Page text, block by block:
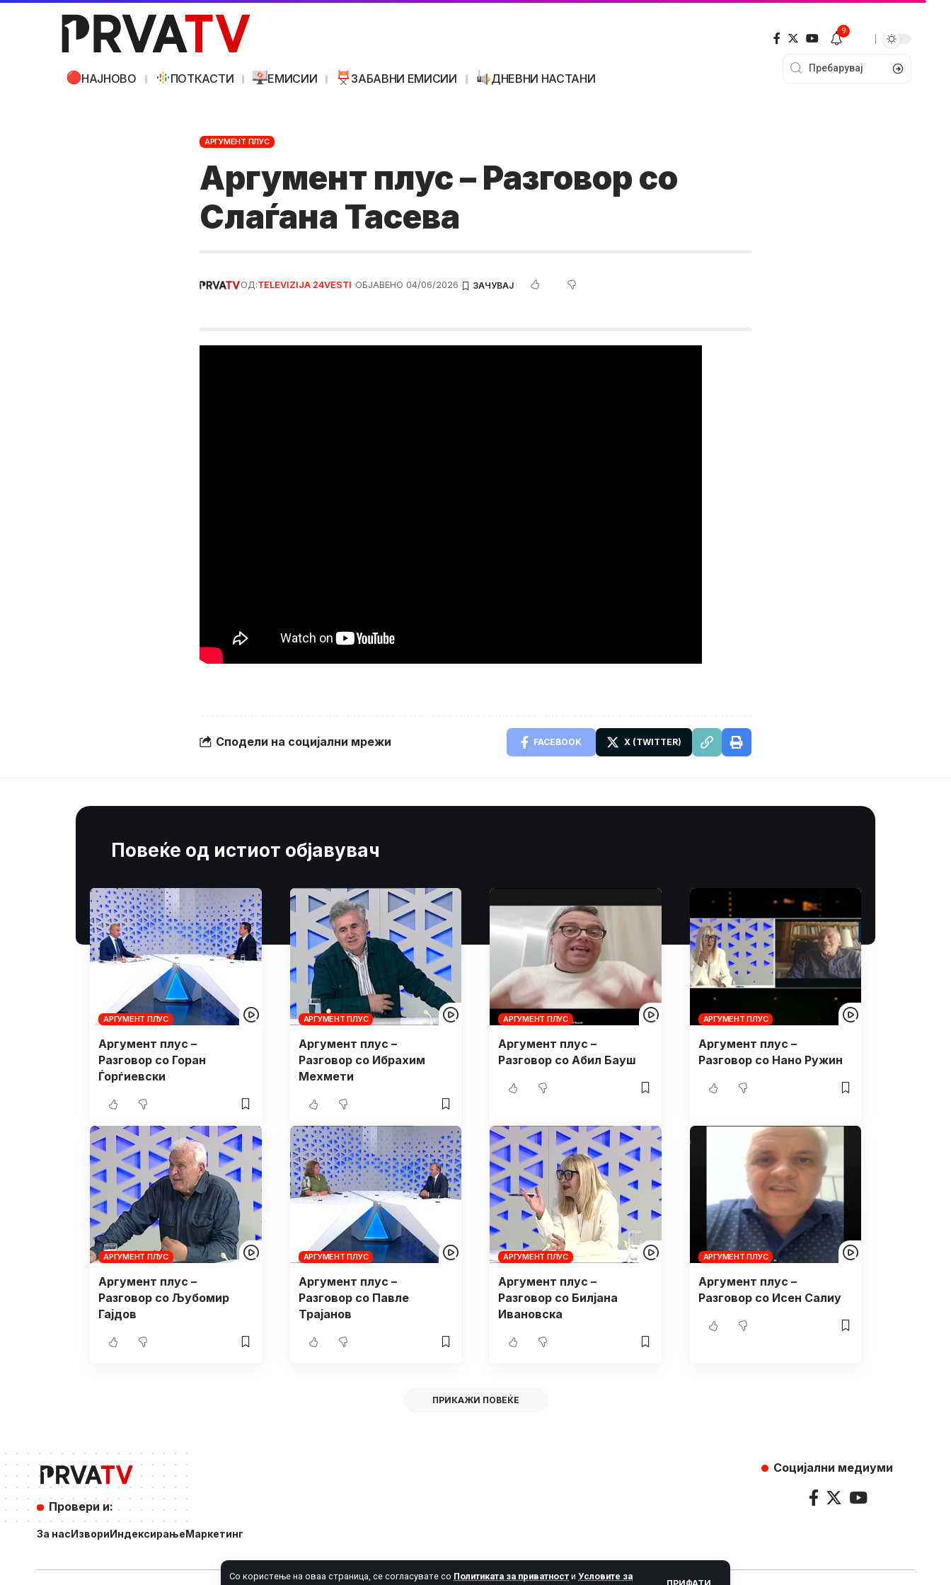
Со користење на оваа страница, се согласувате со Политиката за приватност и Условите за
НАЈНОВО ПОТКАСТИ ЕМИСИИ ЗАБАВНИ ЕМИСИИ ДНЕВНИ НАСТАНИ
9
АРГУМЕНТ ПЛУС
Аргумент плус – Разговор со
Слаѓана Тасева
ОД:TELEVIZIJA 24VESTI ОБЈАВЕНО 04/06/2026
Сподели на социјални мрежи FACEBOOK X (TWITTER)
Повеќе од истиот објавувач
АРГУМЕНТ ПЛУС
Аргумент плус –
Разговор со Горан
Ѓорѓиевски
АРГУМЕНТ ПЛУС
Аргумент плус –
Разговор со Ибрахим
Мехмети
АРГУМЕНТ ПЛУС
Аргумент плус –
Разговор со Абил Бауш
АРГУМЕНТ ПЛУС
Аргумент плус –
Разговор со Нано Ружин
АРГУМЕНТ ПЛУС
Аргумент плус –
Разговор со Љубомир
Гајдов
АРГУМЕНТ ПЛУС
Аргумент плус –
Разговор со Павле
Трајанов
АРГУМЕНТ ПЛУС
Аргумент плус –
Разговор со Билјана
Ивановска
АРГУМЕНТ ПЛУС
Аргумент плус –
Разговор со Исен Салиу
ПРИКАЖИ ПОВЕЌЕ
Провери и:
За насИзвориИндексирањеМаркетинг
Социјални медиуми